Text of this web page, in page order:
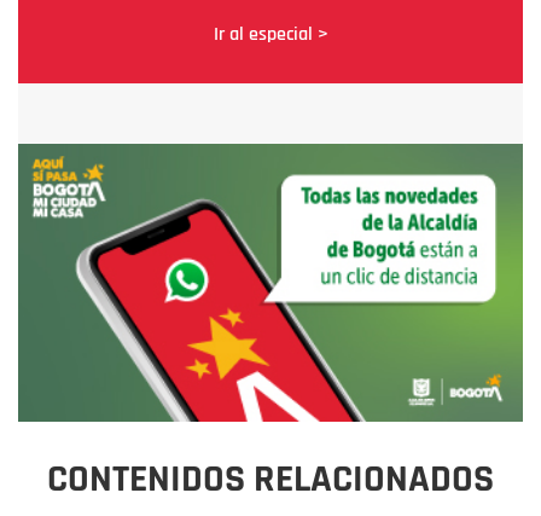
Ir al especial >
CONTENIDOS RELACIONADOS